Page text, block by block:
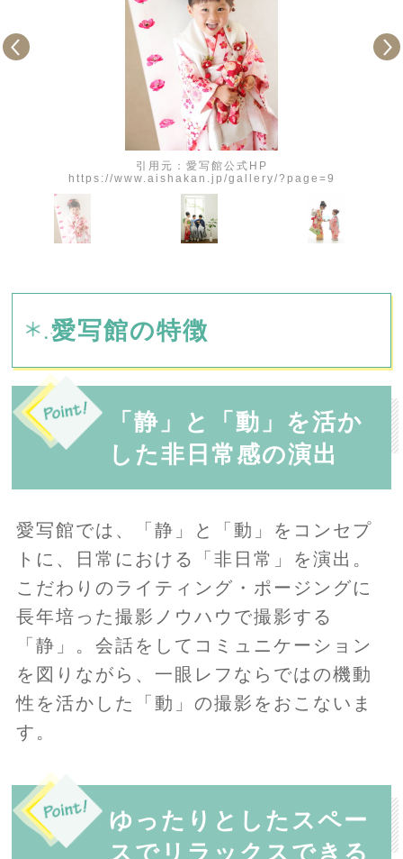
引用元：愛写館公式HP
https://www.aishakan.jp/gallery/?page=9
愛写館の特徴
「静」と「動」を活か
した非日常感の演出
愛写館では、「静」と「動」をコンセプ
トに、日常における「非日常」を演出。
こだわりのライティング・ポージングに
長年培った撮影ノウハウで撮影する
「静」。会話をしてコミュニケーション
を図りながら、一眼レフならではの機動
性を活かした「動」の撮影をおこないま
す。
ゆったりとしたスペー
スでリラックスできる